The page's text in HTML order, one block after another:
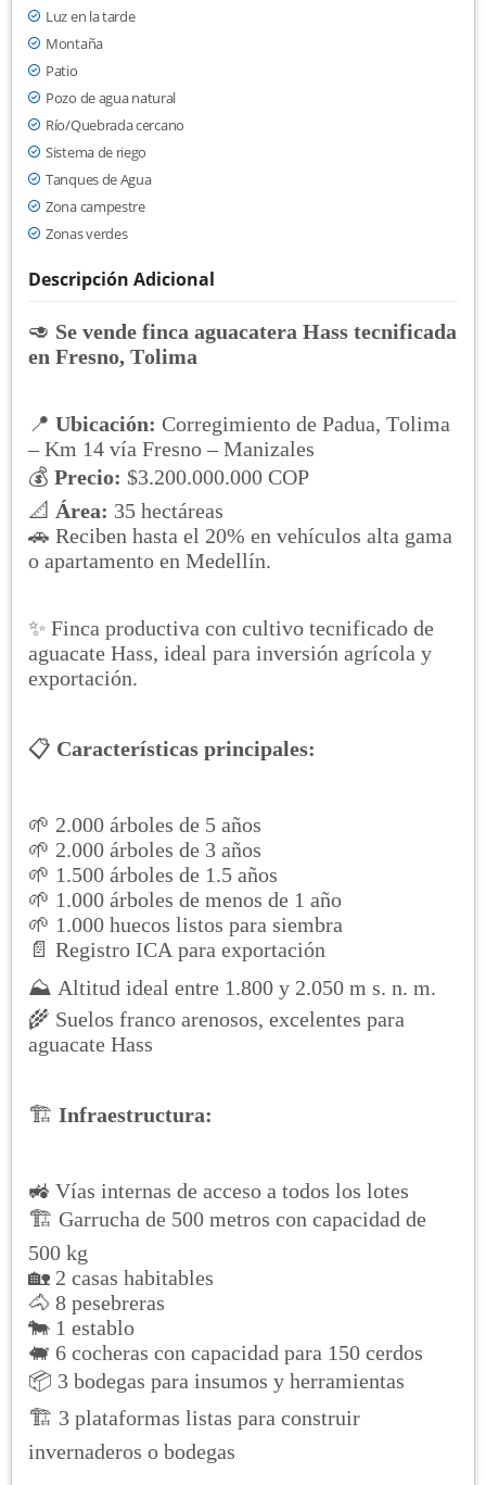
Luz en la tarde
Montaña
Patio
Pozo de agua natural
Río/Quebrada cercano
Sistema de riego
Tanques de Agua
Zona campestre
Zonas verdes
Descripción Adicional
🥑 Se vende finca aguacatera Hass tecnificada
en Fresno, Tolima
📍 Ubicación: Corregimiento de Padua, Tolima
– Km 14 vía Fresno – Manizales
💰 Precio: $3.200.000.000 COP
📐 Área: 35 hectáreas
🚗 Reciben hasta el 20% en vehículos alta gama
o apartamento en Medellín.
✨ Finca productiva con cultivo tecnificado de
aguacate Hass, ideal para inversión agrícola y
exportación.
📋 Características principales:
🌱 2.000 árboles de 5 años
🌱 2.000 árboles de 3 años
🌱 1.500 árboles de 1.5 años
🌱 1.000 árboles de menos de 1 año
🌱 1.000 huecos listos para siembra
📄 Registro ICA para exportación
⛰️ Altitud ideal entre 1.800 y 2.050 m s. n. m.
🌾 Suelos franco arenosos, excelentes para
aguacate Hass
🏗️ Infraestructura:
🚜 Vías internas de acceso a todos los lotes
🏗️ Garrucha de 500 metros con capacidad de
500 kg
🏡 2 casas habitables
🐴 8 pesebreras
🐄 1 establo
🐖 6 cocheras con capacidad para 150 cerdos
📦 3 bodegas para insumos y herramientas
🏗️ 3 plataformas listas para construir
invernaderos o bodegas